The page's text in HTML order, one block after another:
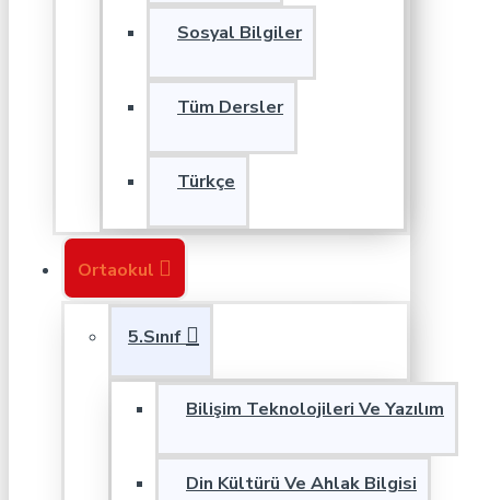
Sosyal Bilgiler
Tüm Dersler
Türkçe
Ortaokul
5.Sınıf
Bilişim Teknolojileri Ve Yazılım
Din Kültürü Ve Ahlak Bilgisi